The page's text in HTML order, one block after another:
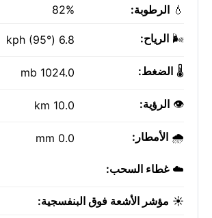
💧 الرطوبة: 82%
🌬️ الرياح: 6.8 kph (95°)
🌡️ الضغط: 1024.0 mb
👁️ الرؤية: 10.0 km
🌧️ الأمطار: 0.0 mm
☁️غطاء السحب:
☀️ مؤشر الأشعة فوق البنفسجية: